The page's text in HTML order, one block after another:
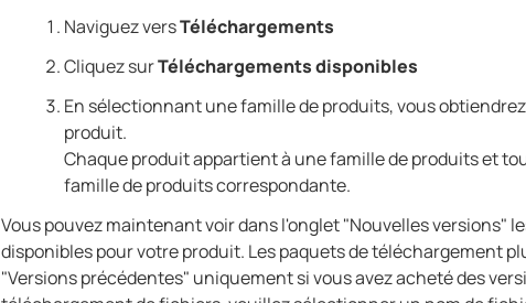
Naviguez versTéléchargements
Cliquez surTéléchargements disponibles
En sélectionnant une famille de produits, vous
produit.
Chaque produit appartient à une famille de produits et
famille de produits correspondante.
Vous pouvez maintenant voir dans l'onglet "Nouvelles versions"
disponibles pour votre produit. Les paquets de téléchargement
"Versions précédentes" uniquement si vous avez acheté des